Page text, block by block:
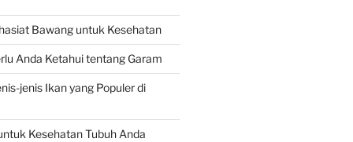
Bawang untuk Kesehatan
Anda Ketahui tentang Garam
jenis Ikan yang Populer di
Kesehatan Tubuh Anda